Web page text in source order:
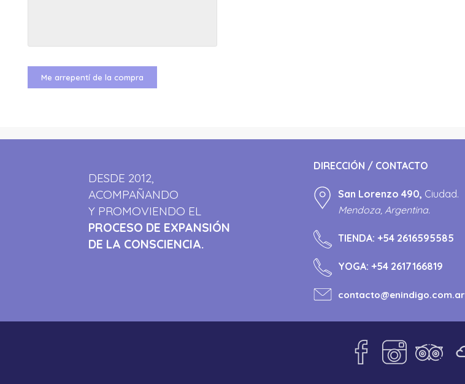
Me arrepentí de la compra
DESDE 2012,
ACOMPAÑANDO
Y PROMOVIENDO EL
PROCESO DE EXPANSIÓN
DE LA CONSCIENCIA.
DIRECCIÓN / CONTACTO
San Lorenzo 490, Ciudad.
Mendoza, Argentina.
TIENDA: +54 2616595585
YOGA: +54 2617166819
contacto@enindigo.com.ar